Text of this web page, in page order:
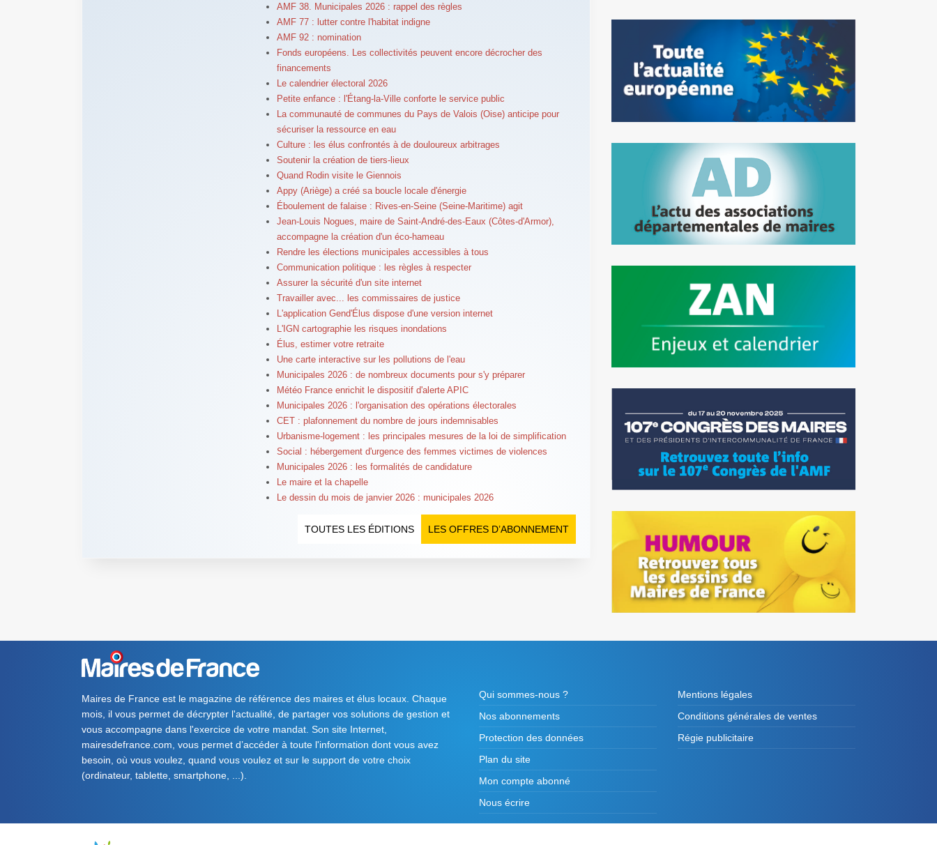
AMF 38. Municipales 2026 : rappel des règles
AMF 77 : lutter contre l'habitat indigne
AMF 92 : nomination
Fonds européens. Les collectivités peuvent encore décrocher des
financements
Le calendrier électoral 2026
Petite enfance : l'Étang-la-Ville conforte le service public
La communauté de communes du Pays de Valois (Oise) anticipe pour
sécuriser la ressource en eau
Culture : les élus confrontés à de douloureux arbitrages
Soutenir la création de tiers-lieux
Quand Rodin visite le Giennois
Appy (Ariège) a créé sa boucle locale d'énergie
Éboulement de falaise : Rives-en-Seine (Seine-Maritime) agit
Jean-Louis Nogues, maire de Saint-André-des-Eaux (Côtes-d'Armor),
accompagne la création d'un éco-hameau
Rendre les élections municipales accessibles à tous
Communication politique : les règles à respecter
Assurer la sécurité d'un site internet
Travailler avec... les commissaires de justice
L'application Gend'Élus dispose d'une version internet
L'IGN cartographie les risques inondations
Élus, estimer votre retraite
Une carte interactive sur les pollutions de l'eau
Municipales 2026 : de nombreux documents pour s'y préparer
Météo France enrichit le dispositif d'alerte APIC
Municipales 2026 : l'organisation des opérations électorales
CET : plafonnement du nombre de jours indemnisables
Urbanisme-logement : les principales mesures de la loi de simplification
Social : hébergement d'urgence des femmes victimes de violences
Municipales 2026 : les formalités de candidature
Le maire et la chapelle
Le dessin du mois de janvier 2026 : municipales 2026
LES OFFRES D’ABONNEMENT
TOUTES LES ÉDITIONS
Maires de France est le magazine de référence des maires et élus locaux. Chaque
mois, il vous permet de décrypter l'actualité, de partager vos solutions de gestion et
vous accompagne dans l'exercice de votre mandat. Son site Internet,
mairesdefrance.com, vous permet d’accéder à toute l'information dont vous avez
besoin, où vous voulez, quand vous voulez et sur le support de votre choix
(ordinateur, tablette, smartphone, ...).
Qui sommes-nous ?
Nos abonnements
Protection des données
Plan du site
Mon compte abonné
Nous écrire
Mentions légales
Conditions générales de ventes
Régie publicitaire